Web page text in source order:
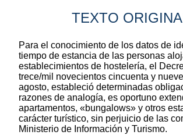
TEXTO
Para el conocimiento de los datos de
tiempo de estancia de las personas
establecimientos de hostelería, el
trece/mil novecientos cincuenta y
agosto, estableció determinadas
razones de analogía, es oportuno
apartamentos, «bungalows» y otros
carácter turístico, sin perjuicio de las
Ministerio de Información y Turismo.